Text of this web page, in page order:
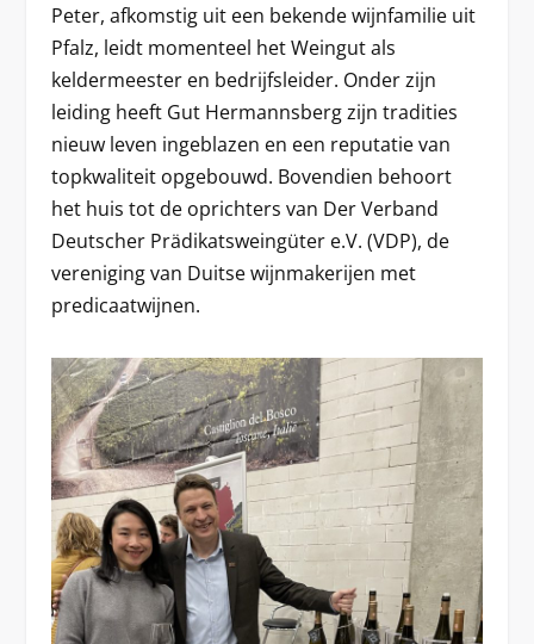
Peter, afkomstig uit een bekende wijnfamilie uit
Pfalz, leidt momenteel het Weingut als
keldermeester en bedrijfsleider. Onder zijn
leiding heeft Gut Hermannsberg zijn tradities
nieuw leven ingeblazen en een reputatie van
topkwaliteit opgebouwd. Bovendien behoort
het huis tot de oprichters van Der Verband
Deutscher Prädikatsweingüter e.V. (VDP), de
vereniging van Duitse wijnmakerijen met
predicaatwijnen.